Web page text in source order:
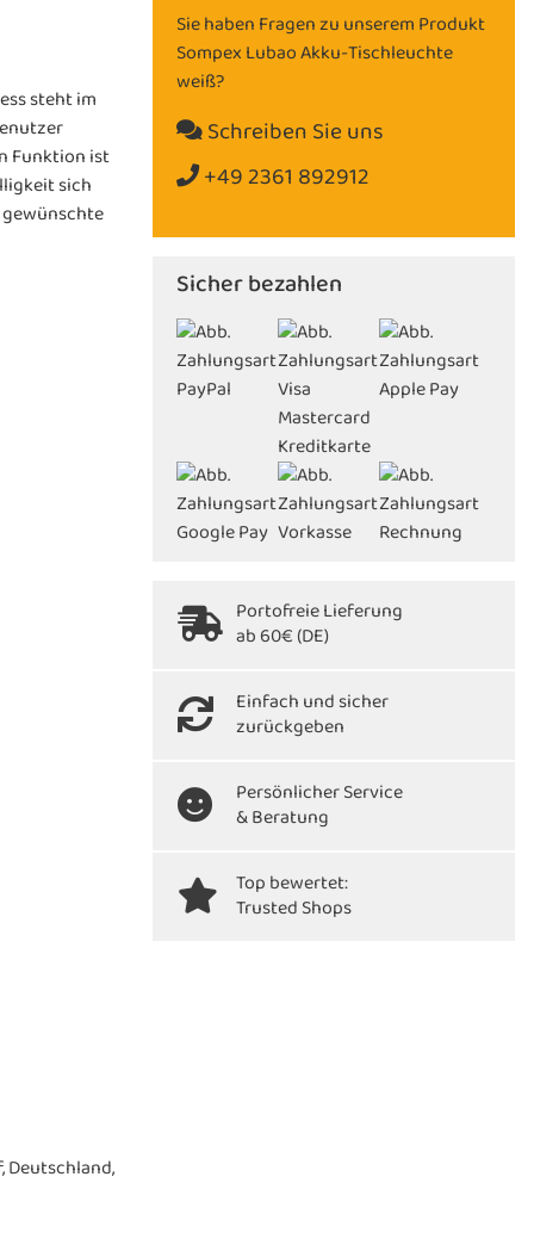
steht im
Funktion ist
sich
Deutschland,
Sie haben Fragen zu unserem Produkt
Sompex Lubao Akku-Tischleuchte
weiß?
Schreiben Sie uns
+49 2361 892912
Sicher bezahlen
Portofreie Lieferung
ab 60€ (DE)
Einfach und sicher
zurückgeben
Persönlicher Service
& Beratung
Top bewertet:
Trusted Shops